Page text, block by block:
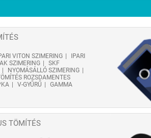
VITON SZIMERING
IPARI
SZIMERING
SKF
NYOMÁSÁLLÓ SZIMERING
ROZSDAMENTES
V-GYŰRŰ
GAMMA
TÖMÍTÉS